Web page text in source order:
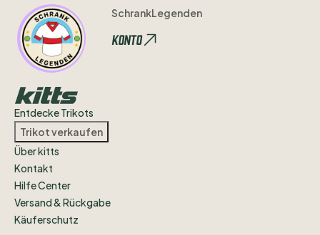
SchrankLegenden
Konto
Entdecke Trikots
Trikot verkaufen
Über kitts
Kontakt
Hilfe Center
Versand & Rückgabe
Käuferschutz